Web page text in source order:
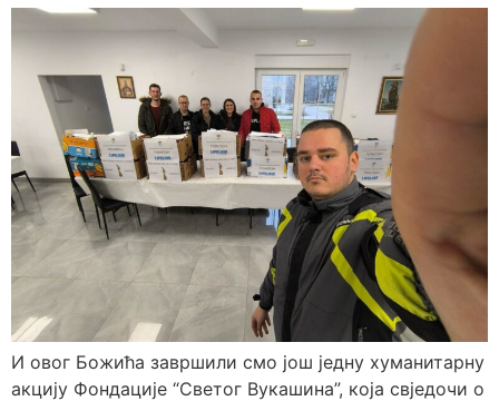
И овог Божића завршили смо још једну хуманитарну
акцију Фондације “Светог Вукашина”, која свједочи о